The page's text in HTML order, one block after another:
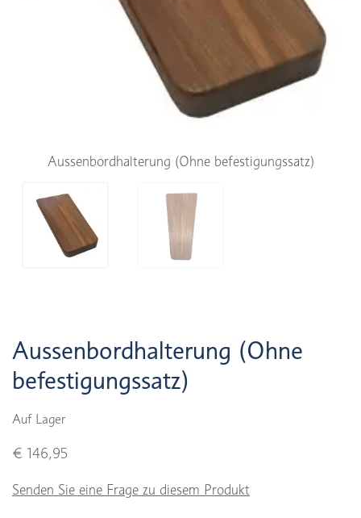
Aussenbordhalterung (Ohne befestigungssatz)
Aussenbordhalterung (Ohne
befestigungssatz)
Auf Lager
€ 146,95
Senden Sie eine Frage zu diesem Produkt